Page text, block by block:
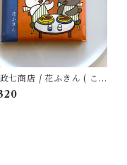
店 / 花ふきん ( こ